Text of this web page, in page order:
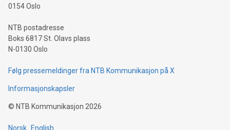
0154 Oslo
NTB postadresse
Boks 6817 St. Olavs plass
N-0130 Oslo
Følg pressemeldinger fra NTB Kommunikasjon på X
Informasjonskapsler
© NTB Kommunikasjon 2026
Norsk English